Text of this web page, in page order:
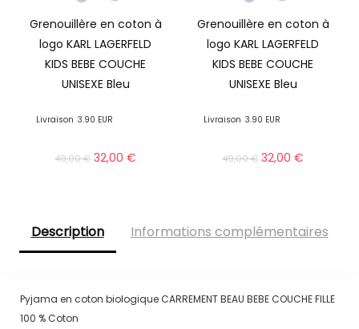
Grenouillère en coton à
logo KARL LAGERFELD
KIDS BEBE COUCHE
UNISEXE Bleu
Livraison 3.90 EUR
49,00€ 32,00€
Grenouillère en coton à
logo KARL LAGERFELD
KIDS BEBE COUCHE
UNISEXE Bleu
Livraison 3.90 EUR
49,00€ 32,00€
Description Informations complémentaires
Pyjama en coton biologique CARREMENT BEAU BEBE COUCHE FILLE
100 % Coton